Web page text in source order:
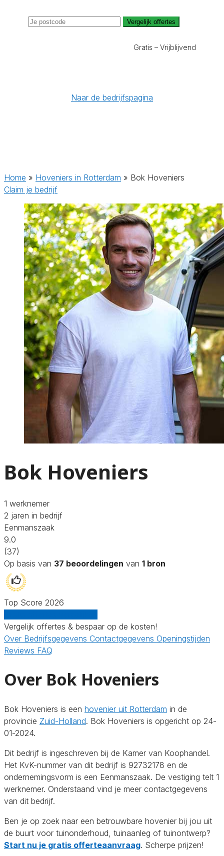
Vergelijk offertes
Gratis – Vrijblijvend
Naar de bedrijfspagina
Home » Hoveniers in Rotterdam » Bok Hoveniers
Claim je bedrijf
Bok Hoveniers
1 werknemer
2 jaren in bedrijf
Eenmanszaak
9.0
(37)
Op basis van 37 beoordelingen van 1 bron
Top Score 2026
Vergelijk offertes & bespaar op de kosten!
Over Bedrijfsgegevens Contactgegevens Openingstijden
Reviews FAQ
Over Bok Hoveniers
Bok Hoveniers is een hovenier uit Rotterdam in de
provincie Zuid-Holland. Bok Hoveniers is opgericht op 24-
01-2024.
Dit bedrijf is ingeschreven bij de Kamer van Koophandel.
Het KvK-nummer van dit bedrijf is 92732178 en de
ondernemingsvorm is een Eenmanszaak. De vestiging telt 1
werknemer. Onderstaand vind je meer contactgegevens
van dit bedrijf.
Ben je op zoek naar een betrouwbare hovenier bij jou uit
de buurt voor tuinonderhoud, tuinaanleg of tuinontwerp?
Start nu je gratis offerteaanvraag. Scherpe prijzen!